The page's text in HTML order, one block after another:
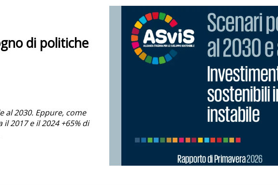
di politiche
al 2030. Eppure, come
2017 e il 2024 +65% di